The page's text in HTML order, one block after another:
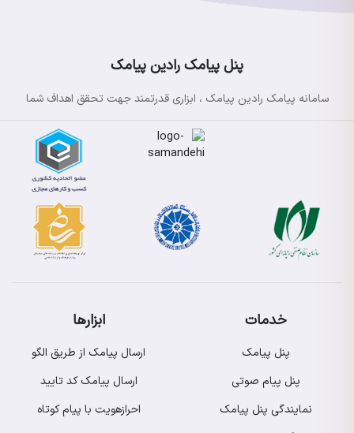
پنل پیامک رادین پیامک
سامانه پیامک رادین پیامک ، ابزاری قدرتمند جهت تحقق اهداف شما
خدمات
پنل پیامک
پنل پیام صوتی
نمایندگی پنل پیامک
ابزارها
ارسال پیامک از طریق الگو
ارسال پیامک کد تایید
احرازهویت با پیام کوتاه